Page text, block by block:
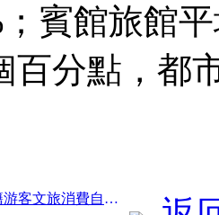
賓館旅館
百分點，都
前一篇：中國首個外籍游客文旅消費自助系統在滬啟動